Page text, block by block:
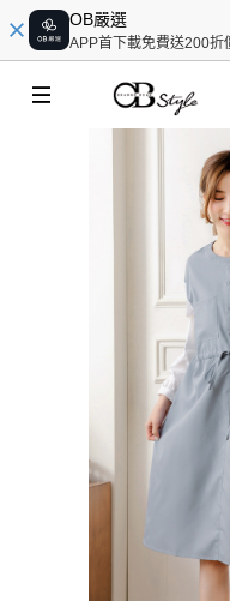
OB嚴選
APP首下載免費送200折